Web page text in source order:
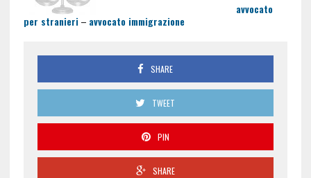
avvocato
per stranieri– avvocato immigrazione
SHARE
TWEET
PIN
SHARE